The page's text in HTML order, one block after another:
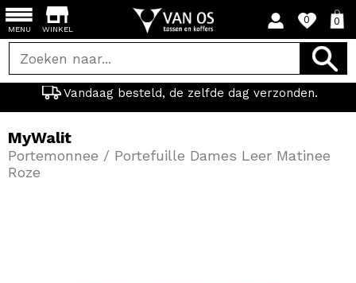
WINKEL
0 0
Vandaag besteld, de zelfde dag verzonden.
MENU
MyWalit
Portemonnee / Portefuille Dames Leer Matinee
Roze